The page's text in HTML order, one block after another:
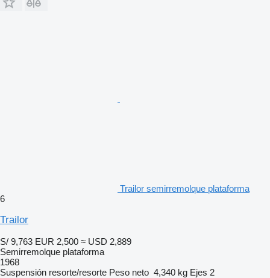
Trailor semirremolque plataforma
6
Trailor
S/ 9,763 EUR 2,500 ≈ USD 2,889
Semirremolque plataforma
1968
Suspensión resorte/resorte Peso neto 4,340 kg Ejes 2